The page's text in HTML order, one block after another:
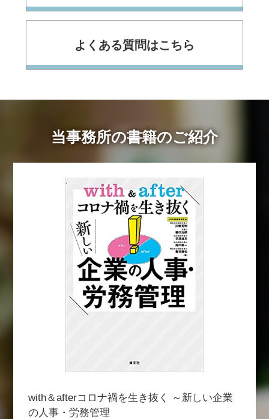
よくある質問はこちら
当事務所の書籍のご紹介
with＆afterコロナ禍を生き抜く ～新しい企業
の人事・労務管理